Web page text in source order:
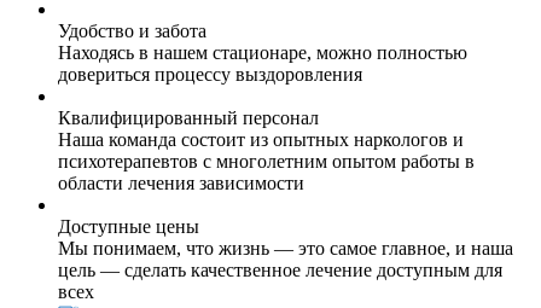
Удобство и забота
Находясь в нашем стационаре, можно полностью
довериться процессу выздоровления
Квалифицированный персонал
Наша команда состоит из опытных наркологов и
психотерапевтов с многолетним опытом работы в
области лечения зависимости
Доступные цены
Мы понимаем, что жизнь — это самое главное, и наша
цель — сделать качественное лечение доступным для
всех